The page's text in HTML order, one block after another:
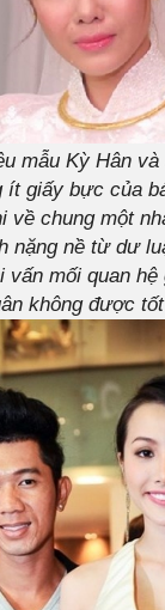
mẫu Kỳ Hân
ít giấy bực của
về chung một
nặng nề từ dư
vấn mối quan
không được